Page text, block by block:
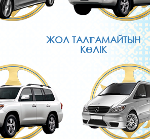
ЖОЛ ТАЛҒАМАЙТЫН
КӨЛІК